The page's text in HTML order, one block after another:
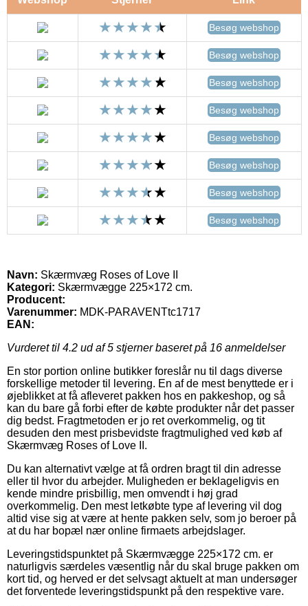
Besøg webshop
Besøg webshop
Besøg webshop
Besøg webshop
Besøg webshop
Besøg webshop
Besøg webshop
Besøg webshop
Navn: Skærmvæg Roses of Love II
Kategori: Skærmvægge 225×172 cm.
Producent:
Varenummer: MDK-PARAVENTtc1717
EAN:
Vurderet til 4.2 ud af 5 stjerner baseret på 16 anmeldelser
En stor portion online butikker foreslår nu til dags diverse
forskellige metoder til levering. En af de mest benyttede er i
øjeblikket at få afleveret pakken hos en pakkeshop, og så
kan du bare gå forbi efter de købte produkter når det passer
dig bedst. Fragtmetoden er jo ret overkommelig, og tit
desuden den mest prisbevidste fragtmulighed ved køb af
Skærmvæg Roses of Love II.
Du kan alternativt vælge at få ordren bragt til din adresse
eller til hvor du arbejder. Muligheden er beklageligvis en
kende mindre prisbillig, men omvendt i høj grad
overkommelig. Den mest letkøbte type af levering vil dog
altid vise sig at være at hente pakken selv, som jo beroer på
at du har bopæl nær online firmaets arbejdslager.
Leveringstidspunktet på Skærmvægge 225×172 cm. er
naturligvis særdeles væsentlig når du skal bruge pakken om
kort tid, og herved er det selvsagt aktuelt at man undersøger
det forventede leveringstidspunkt på den respektive vare.